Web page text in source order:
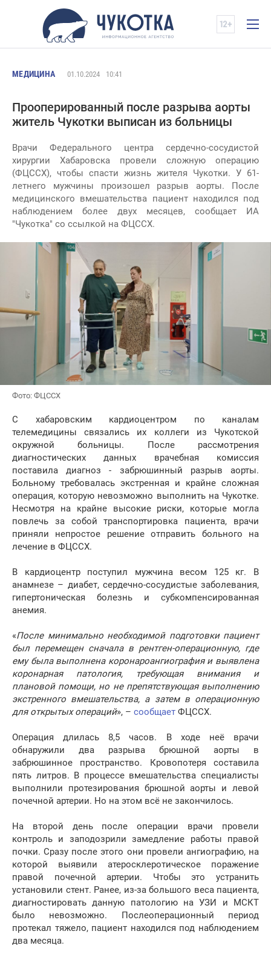
МЕДИЦИНА 01.10.2024 10:41
Прооперированный после разрыва аорты
житель Чукотки выписан из больницы
Врачи Федерального центра сердечно-сосудистой
хирургии Хабаровска провели сложную операцию
(ФЦССХ), чтобы спасти жизнь жителя Чукотки. У 61-
летнего мужчины произошел разрыв аорты. После
медицинского вмешательства пациент находился под
наблюдением более двух месяцев, сообщает ИА
"Чукотка" со ссылкой на ФЦССХ.
Фото: ФЦССХ
С хабаровским кардиоцентром по каналам
телемедицины связались их коллеги из Чукотской
окружной больницы. После рассмотрения
диагностических данных врачебная комиссия
поставила диагноз - забрюшинный разрыв аорты.
Больному требовалась экстренная и крайне сложная
операция, которую невозможно выполнить на Чукотке.
Несмотря на крайне высокие риски, которые могла
повлечь за собой транспортировка пациента, врачи
приняли непростое решение отправить больного на
лечение в ФЦССХ.
В кардиоцентр поступил мужчина весом 125 кг. В
анамнезе – диабет, сердечно-сосудистые заболевания,
гипертоническая болезнь и субкомпенсированная
анемия.
«После минимально необходимой подготовки пациент
был перемещен сначала в рентген-операционную, где
ему была выполнена коронароангиография и выявлена
коронарная патология, требующая внимания и
плановой помощи, но не препятствующая выполнению
экстренного вмешательства, а затем в операционную
для открытых операций», – сообщает ФЦССХ.
Операция длилась 8,5 часов. В ходе неё врачи
обнаружили два разрыва брюшной аорты в
забрюшинное пространство. Кровопотеря составила
пять литров. В процессе вмешательства специалисты
выполнили протезирования брюшной аорты и левой
почечной артерии. Но на этом всё не закончилось.
На второй день после операции врачи провели
контроль и заподозрили замедление работы правой
почки. Сразу после этого они провели ангиографию, на
которой выявили атеросклеротическое поражение
правой почечной артерии. Чтобы это устранить
установили стент. Ранее, из-за большого веса пациента,
диагностировать данную патологию на УЗИ и МСКТ
было невозможно. Послеоперационный период
протекал тяжело, пациент находился под наблюдением
два месяца.